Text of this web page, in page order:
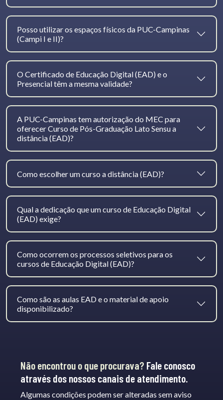
Posso utilizar os espaços físicos da PUC-Campinas
(Campi I e II)?
O Certificado de Educação Digital (EAD) e o
Presencial têm a mesma validade?
A PUC-Campinas tem autorização do MEC para
oferecer Curso de Pós-Graduação Lato Sensu a
distância (EAD)?
Como escolher um curso a distância (EAD)?
Qual a dedicação que um curso de Educação Digital
(EAD) exige?
Como ocorrem os processos seletivos para os
cursos de Educação Digital (EAD)?
Como são as aulas EAD e o material de apoio
disponibilizado?
Não encontrou o que procurava? Fale conosco
através dos nossos canais de atendimento.
Algumas condições podem ser alteradas sem aviso